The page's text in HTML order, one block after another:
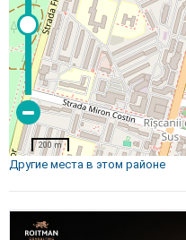
200 m
Другие места в этом районе